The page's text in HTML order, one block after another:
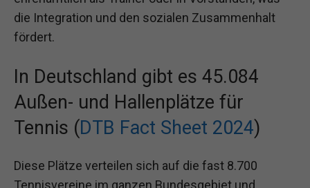
die Integration und den sozialen Zusammenhalt
fördert.
In Deutschland gibt es 45.084
Außen- und Hallenplätze für
Tennis (DTB Fact Sheet 2024)
Diese Plätze verteilen sich auf die fast 8.700
Tennisvereine im ganzen Bundesgebiet und